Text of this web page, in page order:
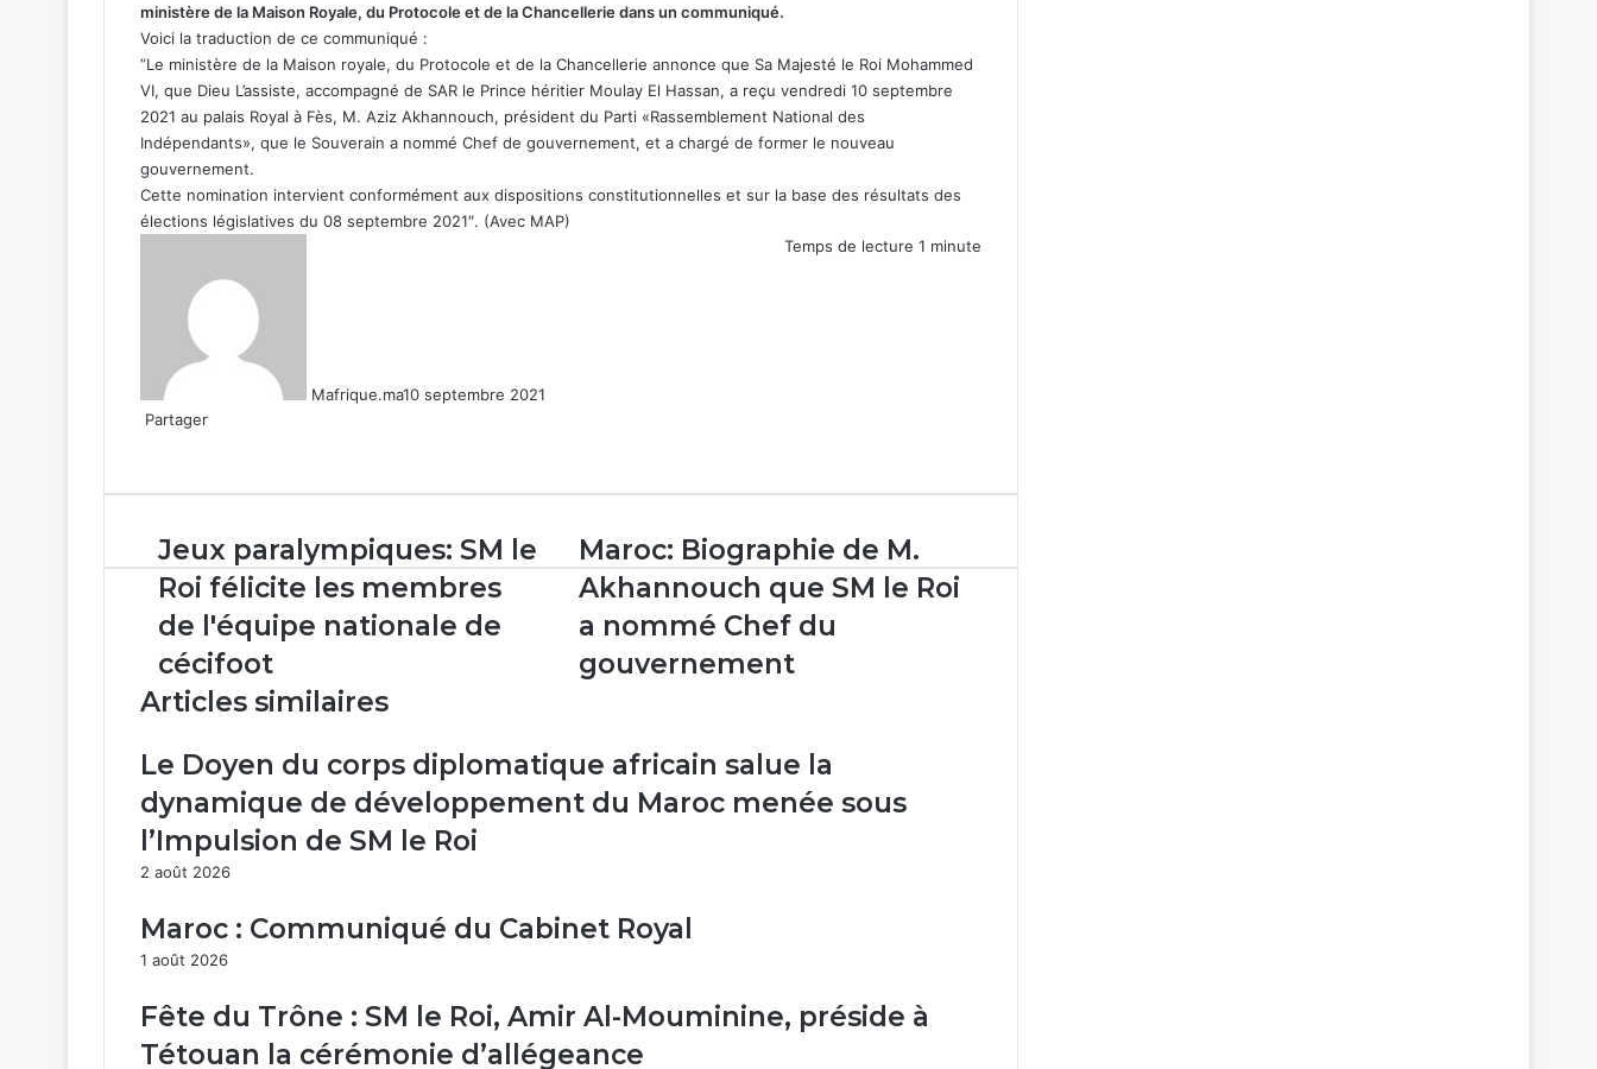
ministère de la Maison Royale, du Protocole et de la Chancellerie dans un communiqué.
Voici la traduction de ce communiqué :
”Le ministère de la Maison royale, du Protocole et de la Chancellerie annonce que Sa Majesté le Roi Mohammed
VI, que Dieu L’assiste, accompagné de SAR le Prince héritier Moulay El Hassan, a reçu vendredi 10 septembre
2021 au palais Royal à Fès, M. Aziz Akhannouch, président du Parti «Rassemblement National des
Indépendants», que le Souverain a nommé Chef de gouvernement, et a chargé de former le nouveau
gouvernement.
Cette nomination intervient conformément aux dispositions constitutionnelles et sur la base des résultats des
élections législatives du 08 septembre 2021″. (Avec MAP)
Mafrique.ma10 septembre 2021
Temps de lecture 1 minute
Partager
email
Jeux
paralympiques:
SM
le
Roi
félicite
les
membres
l'équipe
de
cécifoot
Jeux paralympiques: SM le
Roi félicite les membres
de l'équipe nationale de
cécifoot
Maroc:
Biographie
de
M.
Akhannouch
que
a
nommé
Chef
Maroc: Biographie de M.
Akhannouch que SM le Roi
a nommé Chef du
gouvernement
Articles similaires
Le Doyen du corps diplomatique africain salue la
dynamique de développement du Maroc menée sous
l’Impulsion de SM le Roi
2 août 2026
Maroc : Communiqué du Cabinet Royal
1 août 2026
Fête du Trône : SM le Roi, Amir Al-Mouminine, préside à
Tétouan la cérémonie d’allégeance